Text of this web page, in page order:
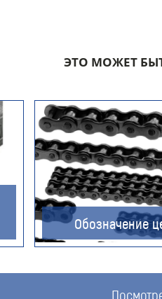
ЭТО МОЖЕТ
Обозначение
Номер телефона для
Ваш e-mail